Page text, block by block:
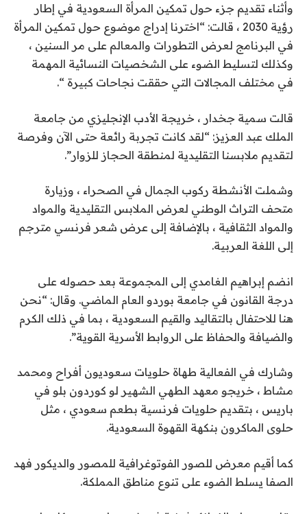
وأثناء تقديم جزء حول تمكين المرأة السعودية في إطار
رؤية 2030 ، قالت: “اخترنا إدراج موضوع حول تمكين المرأة
في البرنامج لعرض التطورات والمعالم على مر السنين ،
وكذلك لتسليط الضوء على الشخصيات النسائية المهمة
في مختلف المجالات التي حققت نجاحات كبيرة “.
قالت سمية جخدار ، خريجة الأدب الإنجليزي من جامعة
الملك عبد العزيز: “لقد كانت تجربة رائعة حتى الآن وفرصة
لتقديم ملابسنا التقليدية لمنطقة الحجاز للزوار”.
وشملت الأنشطة ركوب الجمال في الصحراء ، وزيارة
متحف التراث الوطني لعرض الملابس التقليدية والمواد
والمواد الثقافية ، بالإضافة إلى عرض شعر فرنسي مترجم
إلى اللغة العربية.
انضم إبراهيم الغامدي إلى المجموعة بعد حصوله على
درجة القانون في جامعة بوردو العام الماضي. وقال: “نحن
هنا للاحتفال بالتقاليد والقيم السعودية ، بما في ذلك الكرم
والضيافة والحفاظ على الروابط الأسرية القوية”.
وشارك في الفعالية طهاة حلويات سعوديون أفراح ومحمد
مشاط ، خريجو معهد الطهي الشهير لو كوردون بلو في
باريس ، بتقديم حلويات فرنسية بطعم سعودي ، مثل
حلوى الماكرون بنكهة القهوة السعودية.
كما أقيم معرض للصور الفوتوغرافية للمصور والديكور فهد
الصفا يسلط الضوء على تنوع مناطق المملكة.